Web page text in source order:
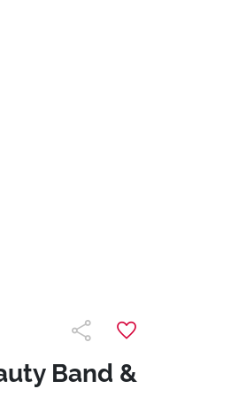
Band &